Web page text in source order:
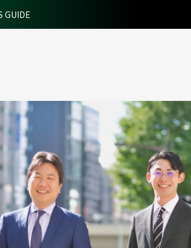
GUIDE